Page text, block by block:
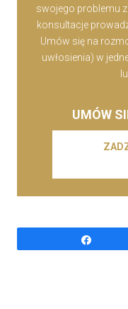
swojego problemu z
konsultacje
Umów się na
uwłosienia) w
UMÓW